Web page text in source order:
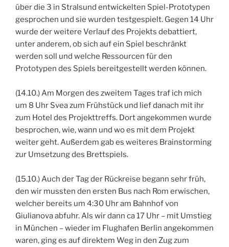
über die 3 in Stralsund entwickelten Spiel-Prototypen
gesprochen und sie wurden testgespielt. Gegen 14 Uhr
wurde der weitere Verlauf des Projekts debattiert,
unter anderem, ob sich auf ein Spiel beschränkt
werden soll und welche Ressourcen für den
Prototypen des Spiels bereitgestellt werden können.
(14.10.) Am Morgen des zweitem Tages traf ich mich
um 8 Uhr Svea zum Frühstück und lief danach mit ihr
zum Hotel des Projekttreffs. Dort angekommen wurde
besprochen, wie, wann und wo es mit dem Projekt
weiter geht. Außerdem gab es weiteres Brainstorming
zur Umsetzung des Brettspiels.
(15.10.) Auch der Tag der Rückreise begann sehr früh,
den wir mussten den ersten Bus nach Rom erwischen,
welcher bereits um 4:30 Uhr am Bahnhof von
Giulianova abfuhr. Als wir dann ca 17 Uhr – mit Umstieg
in München – wieder im Flughafen Berlin angekommen
waren, ging es auf direktem Weg in den Zug zum